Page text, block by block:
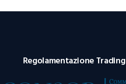
Regolamentazione Trading